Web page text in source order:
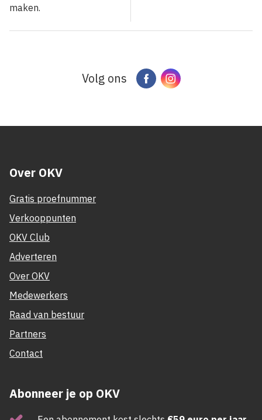
maken.
Volg ons FacebookInstagram
Over OKV
Gratis proefnummer
Verkooppunten
OKV Club
Adverteren
Over OKV
Medewerkers
Raad van bestuur
Partners
Contact
Abonneer je op OKV